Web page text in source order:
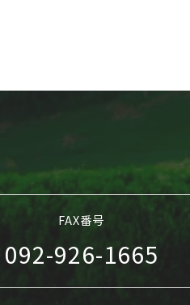
FAX番号
092-926-1665